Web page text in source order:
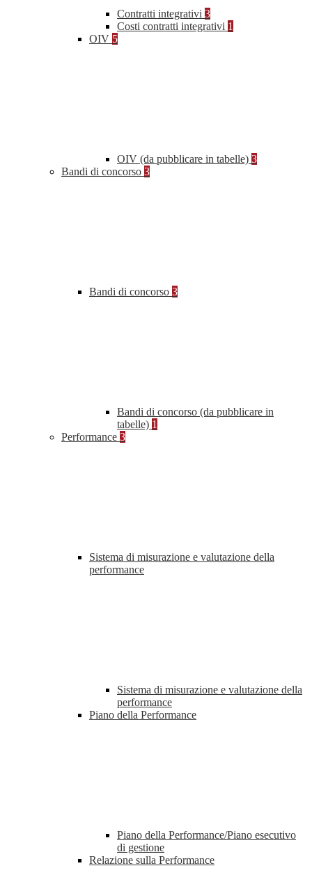
Contratti integrativi 3
Costi contratti integrativi 1
OIV 5
OIV (da pubblicare in tabelle) 3
Bandi di concorso 3
Bandi di concorso 3
Bandi di concorso (da pubblicare in
tabelle) 1
Performance 3
Sistema di misurazione e valutazione della
performance
Sistema di misurazione e valutazione della
performance
Piano della Performance
Piano della Performance/Piano esecutivo
di gestione
Relazione sulla Performance